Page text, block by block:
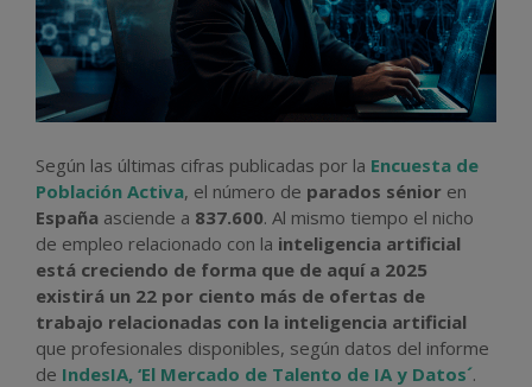
Según las últimas cifras publicadas por la Encuesta de
Población Activa, el número de parados sénior en
España asciende a 837.600. Al mismo tiempo el nicho
de empleo relacionado con la inteligencia artificial
está creciendo de forma que de aquí a 2025
existirá un 22 por ciento más de ofertas de
trabajo relacionadas con la inteligencia artificial
que profesionales disponibles, según datos del informe
de IndesIA, ‘El Mercado de Talento de IA y Datos´.